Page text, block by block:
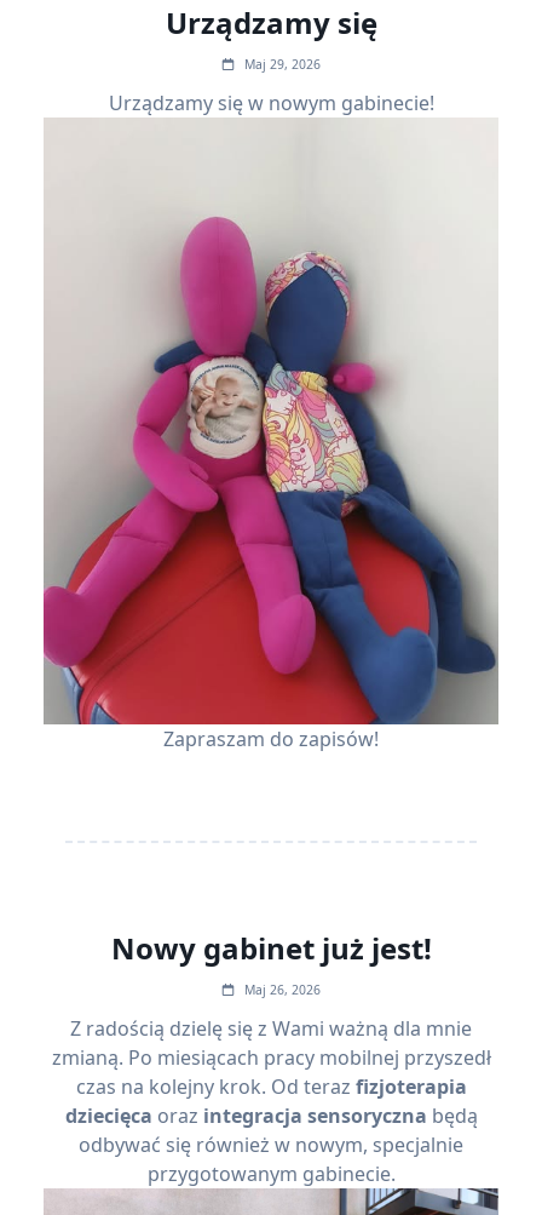
Urządzamy się
Maj 29, 2026
Urządzamy się w nowym gabinecie!
Zapraszam do zapisów!
Nowy gabinet już jest!
Maj 26, 2026
Z radością dzielę się z Wami ważną dla mnie
zmianą. Po miesiącach pracy mobilnej przyszedł
czas na kolejny krok. Od teraz fizjoterapia
dziecięca oraz integracja sensoryczna będą
odbywać się również w nowym, specjalnie
przygotowanym gabinecie.